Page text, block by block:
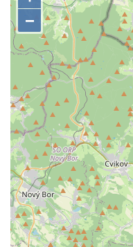
Kříž na louce v
Posteltův kříž naproti
Mikulášovicích
Kříž Neubaukreuz u
Mikulášovicích
Kříž manželů
objektu v Mikulášovicích
Kříž u silnice
Meyerův kříž
Kříž u rozcestí k
Horním Podluží
Kříž u domu čp. 1016